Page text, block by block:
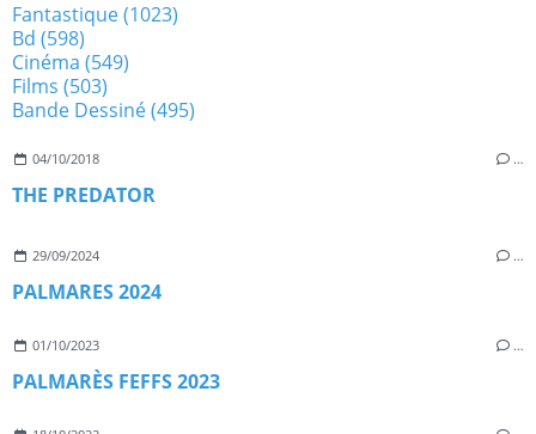
04/10/2018 …
THE PREDATOR
29/09/2024 …
PALMARES 2024
01/10/2023 …
PALMARÈS FEFFS 2023
Fantastique(1023)
Bd (598)
Cinéma (549)
Films (503)
Bande Dessiné(495)